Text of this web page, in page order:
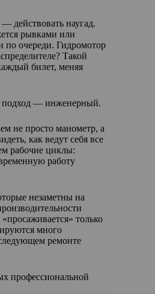
действовать наугад.
рывками или
по очереди. Гидромотор
Такой
билет, меняя
подход — инженерный.
не просто манометр, а
как ведут себя все
рабочие циклы:
работу
незаметны на
только
много
ремонте
профессиональной